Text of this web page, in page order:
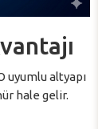
uyumlu altyapı
hale gelir.